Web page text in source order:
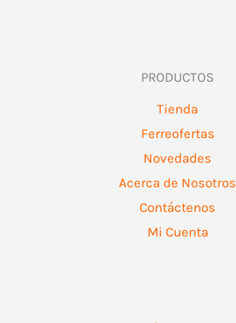
PRODUCTOS
Tienda
Ferreofertas
Novedades
Acerca de Nosotros
Contáctenos
Mi Cuenta